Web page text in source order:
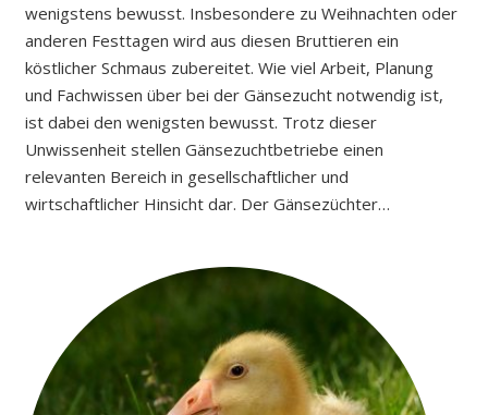
wenigstens bewusst. Insbesondere zu Weihnachten oder
anderen Festtagen wird aus diesen Bruttieren ein
köstlicher Schmaus zubereitet. Wie viel Arbeit, Planung
und Fachwissen über bei der Gänsezucht notwendig ist,
ist dabei den wenigsten bewusst. Trotz dieser
Unwissenheit stellen Gänsezuchtbetriebe einen
relevanten Bereich in gesellschaftlicher und
wirtschaftlicher Hinsicht dar. Der Gänsezüchter…